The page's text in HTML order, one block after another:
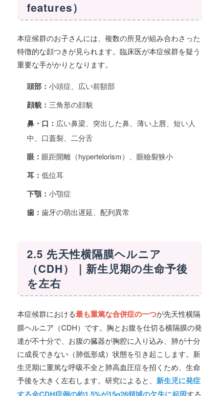
features）
本症候群のお子さんには、複数の所見が組み合わさった
特徴的な顔つきが見られます。臨床医が本症候群を疑う
重要な手がかりとなります。
頭部： 小頭症、広い前額部
顔貌： 三角形の顔貌
鼻・口： 広い鼻梁、突出した鼻、薄い上唇、短い人
中、口蓋裂、二分舌
眼： 眼距開離（hypertelorism）、眼瞼裂狭小
耳： 低位耳
下顎： 小顎症
歯： 歯牙の萌出遅延、配列異常
2.5 先天性横隔膜ヘルニア
（CDH）｜新生児期の生命予後
を左右
本症候群における最も重篤な合併症の一つが先天性横隔
膜ヘルニア（CDH）です。胸とお腹を仕切る横隔膜の発
達が不十分で、お腹の臓器が胸腔に入り込み、肺が十分
に成長できない（肺低形成）状態を引き起こします。新
生児期に重篤な呼吸不全と肺高血圧症を招くため、生命
予後を大きく左右します。研究によると、 新生児に発症
する全CDH症例の約1.5%が15q26領域の欠失に起因する